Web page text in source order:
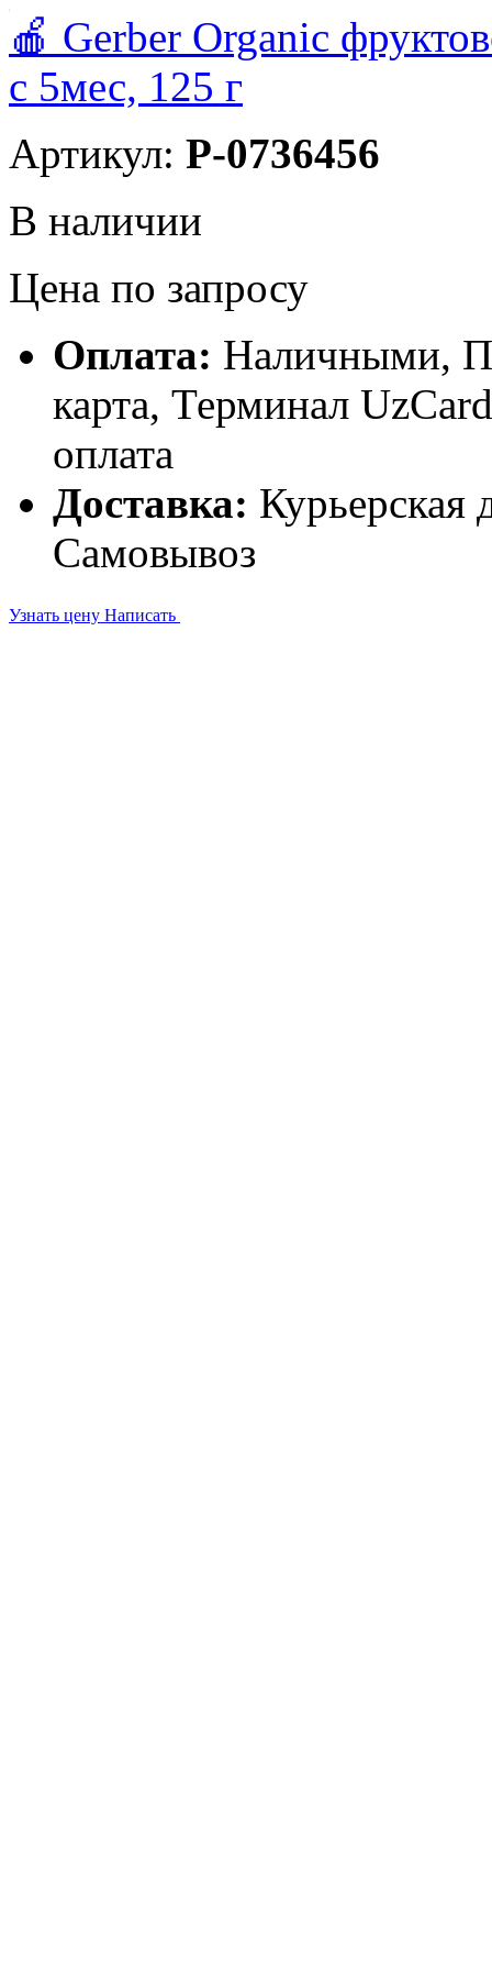
🍎 Gerber Organic
с 5мес, 125 г
Артикул: P-0736456
В наличии
Цена по запросу
Оплата: Наличными,
карта, Терминал
оплата
Доставка: Курьерская
Самовывоз
Узнать цену Написать